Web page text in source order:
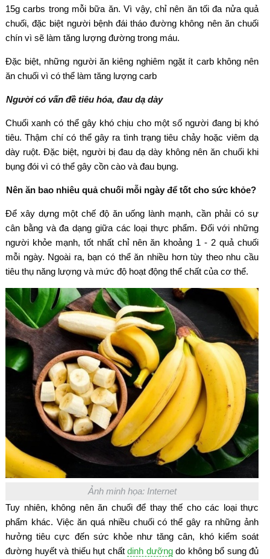
15g carbs trong mỗi bữa ăn. Vì vậy, chỉ nên ăn tối đa nửa quả
chuối, đặc biệt người bệnh đái tháo đường không nên ăn chuối
chín vì sẽ làm tăng lượng đường trong máu.
Đặc biệt, những người ăn kiêng nghiêm ngặt ít carb không nên
ăn chuối vì có thể làm tăng lượng carb
Người có vấn đề tiêu hóa, đau dạ dày
Chuối xanh có thể gây khó chịu cho một số người đang bị khó
tiêu. Thậm chí có thể gây ra tình trạng tiêu chảy hoặc viêm dạ
dày ruột. Đặc biệt, người bị đau dạ dày không nên ăn chuối khi
bụng đói vì có thể gây cồn cào và đau bụng.
Nên ăn bao nhiêu quả chuối mỗi ngày để tốt cho sức khỏe?
Để xây dựng một chế độ ăn uống lành mạnh, cần phải có sự
cân bằng và đa dạng giữa các loại thực phẩm. Đối với những
người khỏe mạnh, tốt nhất chỉ nên ăn khoảng 1 - 2 quả chuối
mỗi ngày. Ngoài ra, bạn có thể ăn nhiều hơn tùy theo nhu cầu
tiêu thụ năng lượng và mức độ hoạt động thể chất của cơ thể.
Ảnh minh họa: Internet
Tuy nhiên, không nên ăn chuối để thay thế cho các loại thực
phẩm khác. Việc ăn quá nhiều chuối có thể gây ra những ảnh
hưởng tiêu cực đến sức khỏe như tăng cân, khó kiểm soát
đường huyết và thiếu hụt chất dinh dưỡngdo không bổ sung đủ